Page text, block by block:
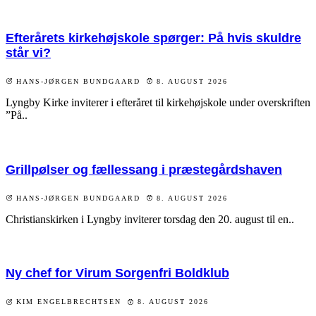
Efterårets kirkehøjskole spørger: På hvis skuldre
står vi?
HANS-JØRGEN BUNDGAARD 8. AUGUST 2026
Lyngby Kirke inviterer i efteråret til kirkehøjskole under overskriften
”På..
Grillpølser og fællessang i præstegårdshaven
HANS-JØRGEN BUNDGAARD 8. AUGUST 2026
Christianskirken i Lyngby inviterer torsdag den 20. august til en..
Ny chef for Virum Sorgenfri Boldklub
KIM ENGELBRECHTSEN 8. AUGUST 2026